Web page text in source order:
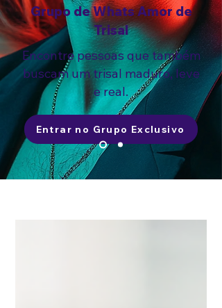
Grupo de Whats Amor de
Trisal
Encontre pessoas que também
buscam um trisal maduro, leve
e real.
Entrar no Grupo Exclusivo